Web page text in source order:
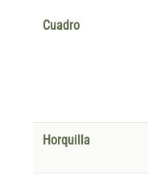
Cuadro
Horquilla